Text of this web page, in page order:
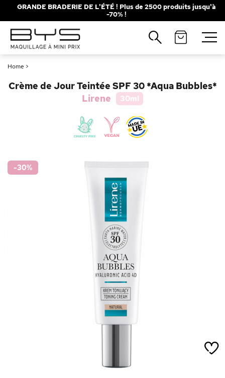
GRANDE BRADERIE DE L'ÉTÉ ! Plus de 2500 produits jusqu'à
-70% !
Home >
Crème de Jour Teintée SPF 30 *Aqua Bubbles*
Lirene
30ml
-30%
Fermer
Recherches populaires
Brumes
Rouge à Lèvres